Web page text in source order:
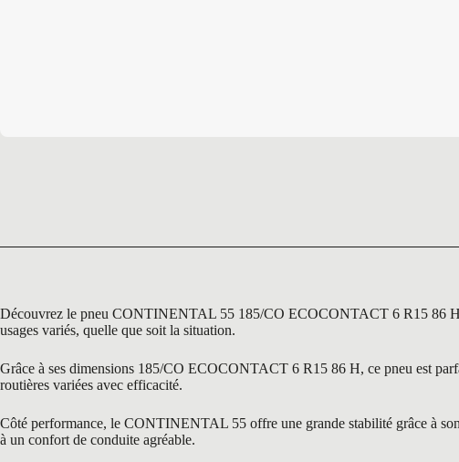
Découvrez le pneu CONTINENTAL 55 185/CO ECOCONTACT 6 R15 86 H,
usages variés, quelle que soit la situation.
Grâce à ses dimensions 185/CO ECOCONTACT 6 R15 86 H, ce pneu est
routières variées avec efficacité.
Côté performance, le CONTINENTAL 55 offre une grande stabilité grâce à
à un confort de conduite agréable.